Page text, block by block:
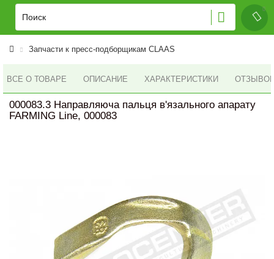
Запчасти к пресс-подборщикам CLAAS
ВСЕ О ТОВАРЕ ОПИСАНИЕ ХАРАКТЕРИСТИКИ ОТЗЫВОВ
000083.3 Направляюча пальця в'язального апарату
FARMING Line, 000083